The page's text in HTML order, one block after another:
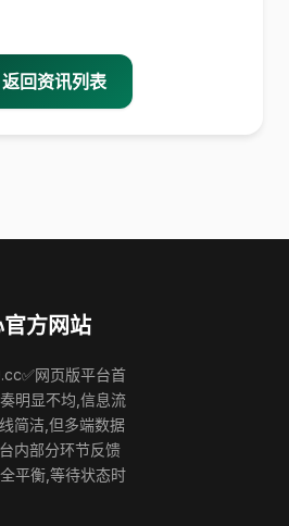
返回资讯列表
方网站
网页版平台首
明显不均,信息流
简洁,但多端数据
内部分环节反馈
平衡,等待状态时